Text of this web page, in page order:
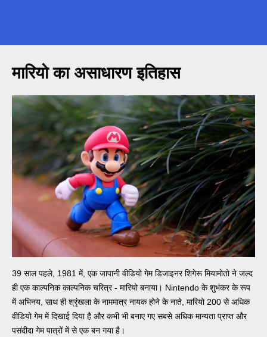
मारियो का असाधारण इतिहास
39 साल पहले, 1981 में, एक जापानी वीडियो गेम डिजाइनर शिगेरू मियामोतो ने जल्द
ही एक काल्पनिक काल्पनिक चरित्र - मारियो बनाया। Nintendo के शुभंकर के रूप
में अभिनय, साथ ही श्रृंखला के नाममात्र नायक होने के नाते, मारियो 200 से अधिक
वीडियो गेम में दिखाई दिया है और कभी भी बनाए गए सबसे अधिक मान्यता प्राप्त और
पसंदीदा गेम पात्रों में से एक बन गया है।